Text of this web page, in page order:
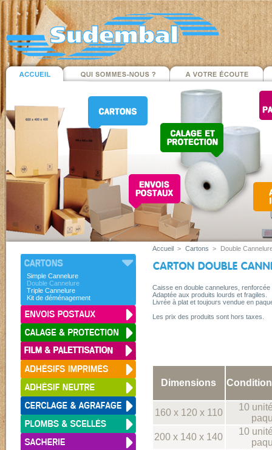
Simple Cannelure
Double Cannelure
Triple Cannelure
Kit de déménagement
Accueil > Cartons > Double
Caisse en double cannelures,
Adaptée aux produits lourds et fragiles.
Livrée à plat et toujours vendue en
Les prix des produits sont hors taxes.
Dimensions
160 x 120 x 110
10
200 x 140 x 140
10